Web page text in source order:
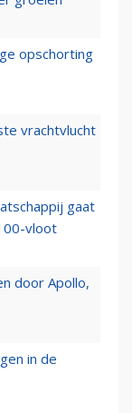
opschorting
vrachtvlucht
gaat
vloot
door Apollo,
in de